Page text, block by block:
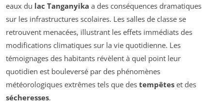
eaux du lac Tanganyika a des conséquences dramatiques
sur les infrastructures scolaires. Les salles de classe se
retrouvent menacées, illustrant les effets immédiats des
modifications climatiques sur la vie quotidienne. Les
témoignages des habitants révèlent à quel point leur
quotidien est bouleversé par des phénomènes
météorologiques extrêmes tels que des tempêtes et des
sécheresses.